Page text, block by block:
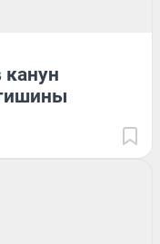
канун